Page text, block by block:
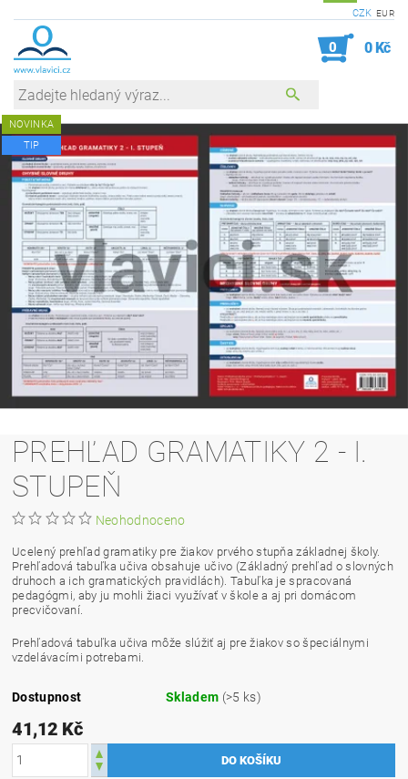
CZK EUR
0 0 Kč
NOVINKA
TIP
PREHĽAD GRAMATIKY 2 - I.
STUPEŇ
Neohodnoceno
Ucelený prehľad gramatiky pre žiakov prvého stupňa základnej školy.
Prehľadová tabuľka učiva obsahuje učivo (Základný prehľad o slovných
druhoch a ich gramatických pravidlách). Tabuľka je spracovaná
pedagógmi, aby ju mohli žiaci využívať v škole a aj pri domácom
precvičovaní.
Prehľadová tabuľka učiva môže slúžiť aj pre žiakov so špeciálnymi
vzdelávacími potrebami.
Dostupnost Skladem (>5 ks)
41,12 Kč